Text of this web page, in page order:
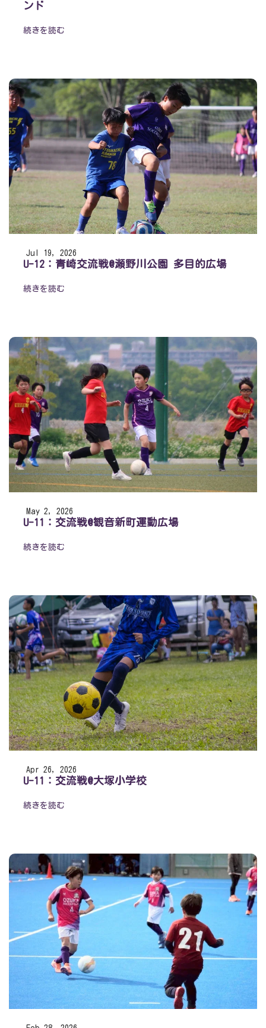
ンド
続きを読む
Jul 19, 2026
U-12：青崎交流戦@瀬野川公園 多目的広場
続きを読む
May 2, 2026
U-11：交流戦@観音新町運動広場
続きを読む
Apr 26, 2026
U-11：交流戦@大塚小学校
続きを読む